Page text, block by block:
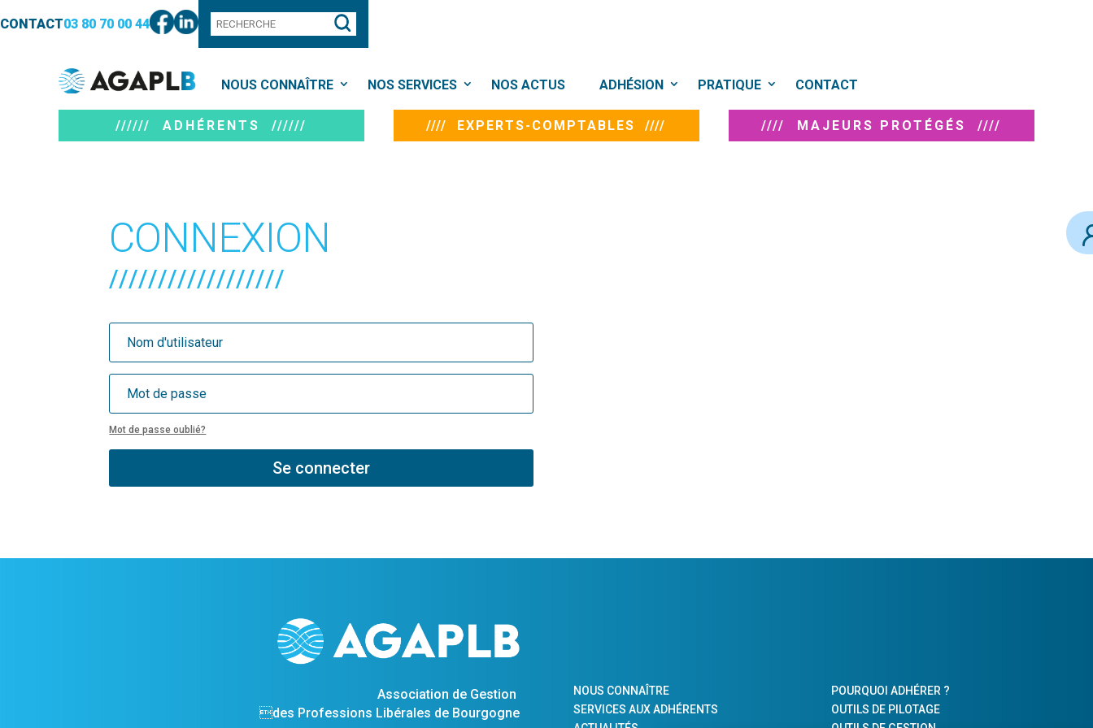
CONTACT03 80 70 00 44
NOUS CONNAÎTRE NOS SERVICES NOS ACTUS ADHÉSION PRATIQUE CONTACT
////// ADHÉRENTS ////// //// EXPERTS-COMPTABLES //// //// MAJEURS PROTÉGÉS ////
CONNEXION
//////////////////
Mot de passe oublié?
Se connecter
Association de Gestion
des Professions Libérales de Bourgogne
NOUS CONNAÎTRE
SERVICES AUX ADHÉRENTS
POURQUOI ADHÉRER ?
OUTILS DE PILOTAGE